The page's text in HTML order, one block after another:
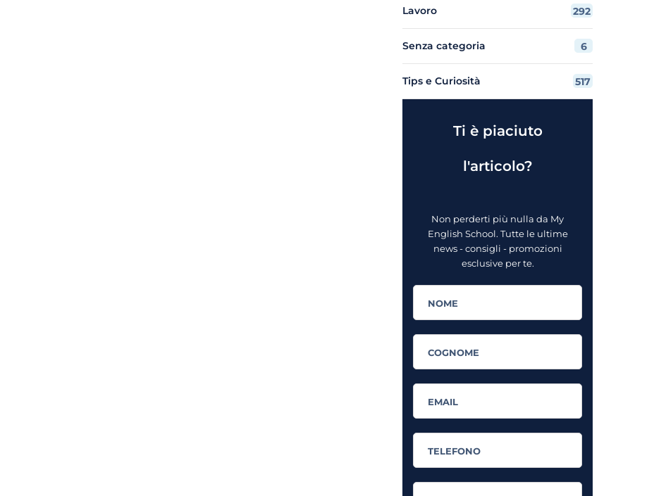
Lavoro 292
Senza categoria 6
Tips e Curiosità 517
Ti è piaciuto
l'articolo?
Non perderti più nulla da My
English School. Tutte le ultime
news - consigli - promozioni
esclusive per te.